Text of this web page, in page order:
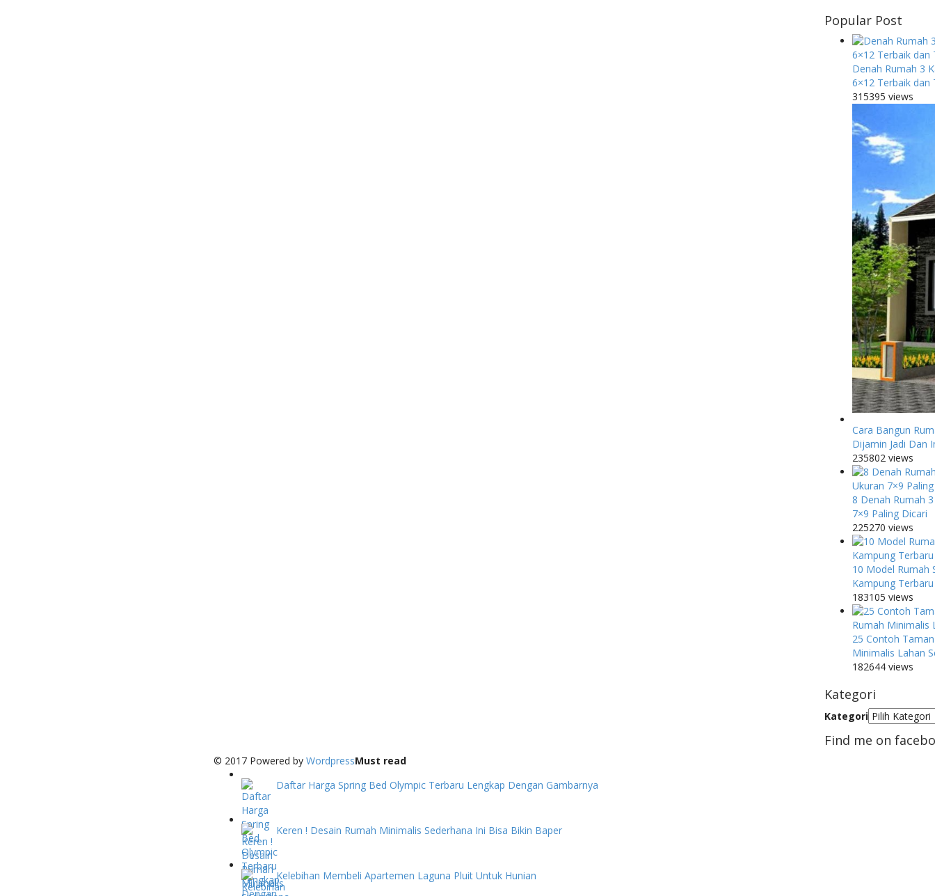
Popular Post
Denah Rumah 3
6×12 Terbaik dan
315395 views
Cara Bangun
Dijamin Jadi Dan
235802 views
8 Denah Rumah
7×9 Paling Dicari
225270 views
10 Model Rumah
Kampung
183105 views
25 Contoh
Minimalis Lahan
182644 views
Kategori
Kategori
Find me on
© 2017 Powered by WordpressMust read
Daftar Harga Spring Bed Olympic Terbaru Lengkap Dengan Gambarnya
Keren ! Desain Rumah Minimalis Sederhana Ini Bisa Bikin Baper
Kelebihan Membeli Apartemen Laguna Pluit Untuk Hunian